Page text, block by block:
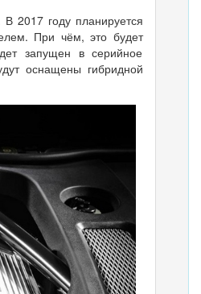
2017 году планируется
При чём, это будет
запущен в серийное
оснащены гибридной